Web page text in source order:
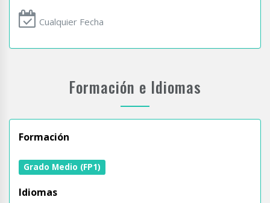
Cualquier Fecha
Formación e Idiomas
Formación
Grado Medio (FP1)
Idiomas